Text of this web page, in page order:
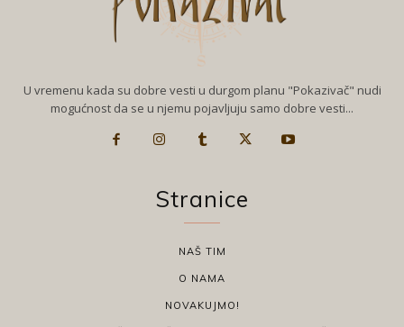
U vremenu kada su dobre vesti u durgom planu "Pokazivač" nudi
mogućnost da se u njemu pojavljuju samo dobre vesti...
Stranice
NAŠ TIM
O NAMA
NOVAKUJMO!